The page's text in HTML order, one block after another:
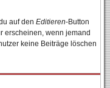
auf den Editieren-Button
erscheinen, wenn jemand
keine Beiträge löschen